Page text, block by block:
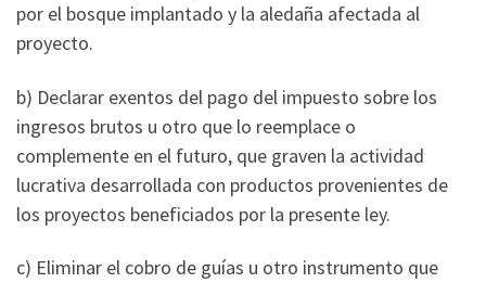
por el bosque implantado y la aledaña afectada al
proyecto.
b) Declarar exentos del pago del impuesto sobre los
ingresos brutos u otro que lo reemplace o
complemente en el futuro, que graven la actividad
lucrativa desarrollada con productos provenientes de
los proyectos beneficiados por la presente ley.
c) Eliminar el cobro de guías u otro instrumento que